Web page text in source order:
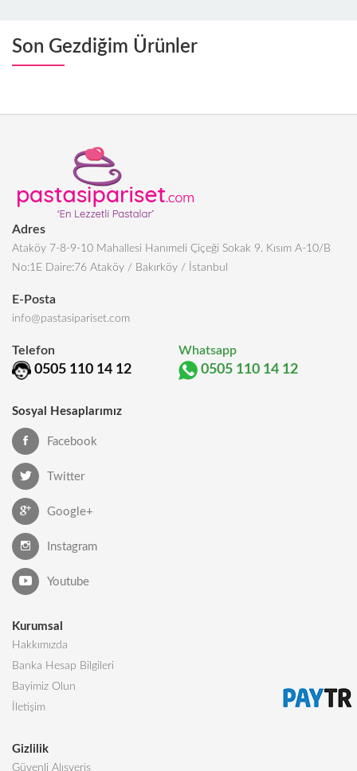
Son Gezdiğim Ürünler
Adres
Ataköy 7-8-9-10 Mahallesi Hanımeli Çiçeği Sokak 9. Kısım A-10/B
No:1E Daire:76 Ataköy / Bakırköy / İstanbul
E-Posta
info@pastasipariset.com
Telefon
0505 110 14 12
Whatsapp
0505 110 14 12
Sosyal Hesaplarımız
Facebook
Twitter
Google+
Instagram
Youtube
Kurumsal
Hakkımızda
Banka Hesap Bilgileri
Bayimiz Olun
İletişim
Gizlilik
Güvenli Alışveriş